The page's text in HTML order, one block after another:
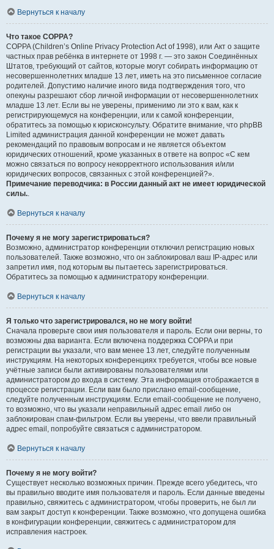
Вернуться к началу
Что такое COPPA?
COPPA (Children’s Online Privacy Protection Act of 1998), или Акт о защите
частных прав ребёнка в интернете от 1998 г. — это закон Соединённых
Штатов, требующий от сайтов, которые могут собирать информацию от
несовершеннолетних младше 13 лет, иметь на это письменное согласие
родителей. Допустимо наличие иного вида подтверждения того, что
опекуны разрешают сбор личной информации от несовершеннолетних
младше 13 лет. Если вы не уверены, применимо ли это к вам, как к
регистрирующемуся на конференции, или к самой конференции,
обратитесь за помощью к юрисконсульту. Обратите внимание, что phpBB
Limited администрация данной конференции не может давать
рекомендаций по правовым вопросам и не является объектом
юридических отношений, кроме указанных в ответе на вопрос «С кем
можно связаться по вопросу некорректного использования и/или
юридических вопросов, связанных с этой конференцией?».
Примечание переводчика: в России данный акт не имеет юридической
силы..
Вернуться к началу
Почему я не могу зарегистрироваться?
Возможно, администратор конференции отключил регистрацию новых
пользователей. Также возможно, что он заблокировал ваш IP-адрес или
запретил имя, под которым вы пытаетесь зарегистрироваться.
Обратитесь за помощью к администратору конференции.
Вернуться к началу
Я только что зарегистрировался, но не могу войти!
Сначала проверьте свои имя пользователя и пароль. Если они верны, то
возможны два варианта. Если включена поддержка COPPA и при
регистрации вы указали, что вам менее 13 лет, следуйте полученным
инструкциям. На некоторых конференциях требуется, чтобы все новые
учётные записи были активированы пользователями или
администратором до входа в систему. Эта информация отображается в
процессе регистрации. Если вам было прислано email-сообщение,
следуйте полученным инструкциям. Если email-сообщение не получено,
то возможно, что вы указали неправильный адрес email либо он
заблокирован спам-фильтром. Если вы уверены, что ввели правильный
адрес email, попробуйте связаться с администратором.
Вернуться к началу
Почему я не могу войти?
Существует несколько возможных причин. Прежде всего убедитесь, что
вы правильно вводите имя пользователя и пароль. Если данные введены
правильно, свяжитесь с администратором, чтобы проверить, не был ли
вам закрыт доступ к конференции. Также возможно, что допущена ошибка
в конфигурации конференции, свяжитесь с администратором для
исправления настроек.